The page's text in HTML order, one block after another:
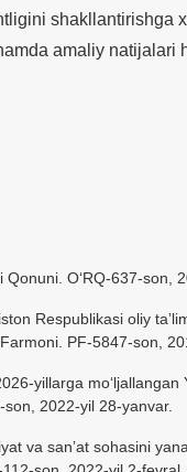
shakllantirishga
amaliy natijalari
Qonuni. OʻRQ-637-son,
Respublikasi oliy
PF-5847-son,
yillarga moʻljallangan
son, 2022-yil 28-yanvar.
va sanʼat sohasini